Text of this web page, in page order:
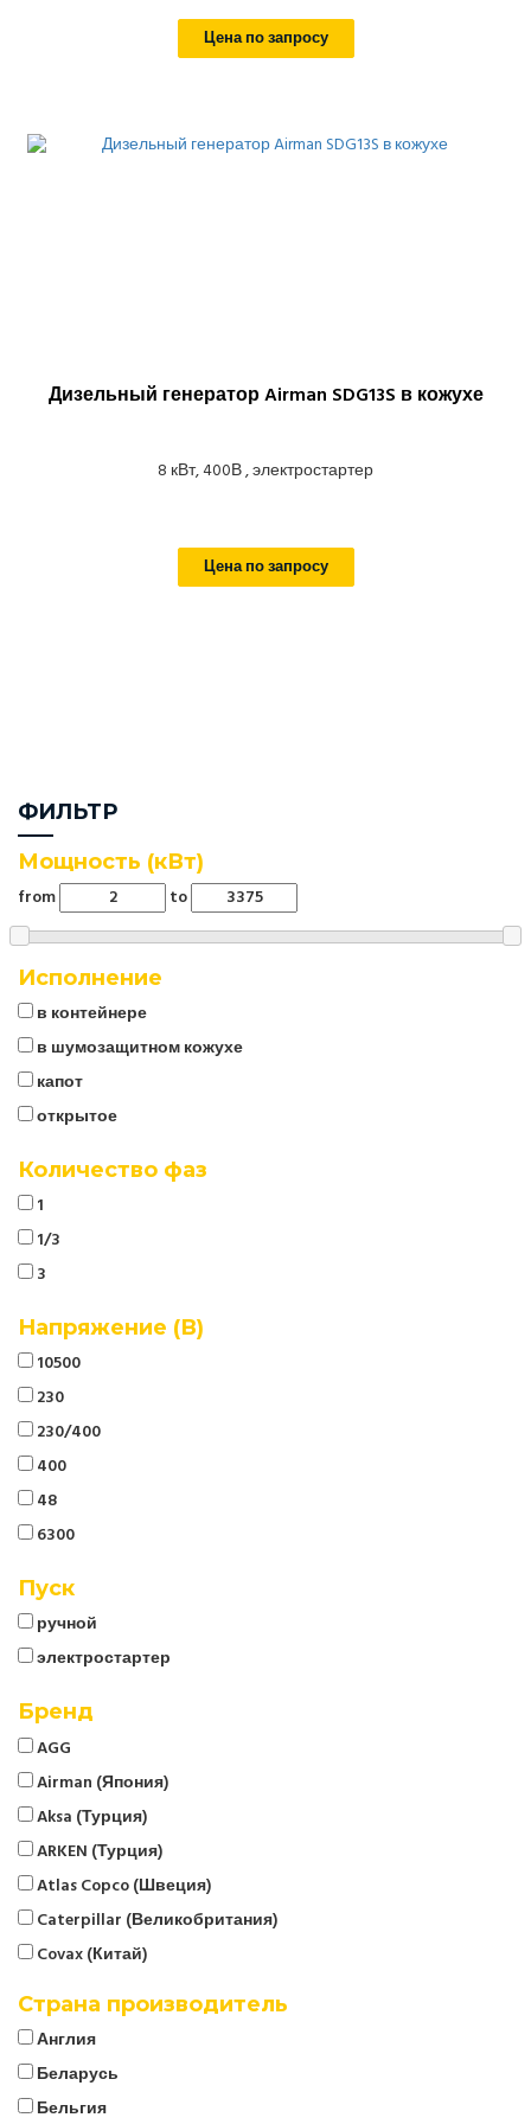
Цена по запросу
Дизельный генератор Airman SDG13S в кожухе
8 кВт, 400В , электростартер
Цена по запросу
ФИЛЬТР
Мощность (кВт)
from to
Исполнение
в контейнере
в шумозащитном кожухе
капот
открытое
Количество фаз
1
1/3
3
Напряжение (В)
10500
230
230/400
400
48
6300
Пуск
ручной
электростартер
Бренд
AGG
Airman (Япония)
Aksa (Турция)
ARKEN (Турция)
Atlas Copco (Швеция)
Caterpillar (Великобритания)
Covax (Китай)
Cummins (Великобритания)
Страна производитель
Англия
Беларусь
Бельгия